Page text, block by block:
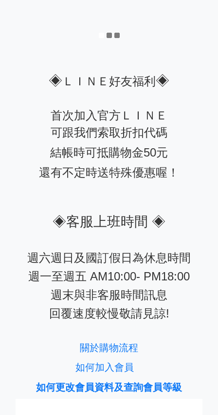
◈ ＬＩＮＥ好友福利 ◈
首次加入官方ＬＩＮＥ
可跟我們索取折扣代碼
結帳時可抵購物金50元
還有不定時送特殊優惠喔！
◈客服上班時間 ◈
週六週日及國訂假日為休息時間
週一至週五 AM10:00- PM18:00
週末與非客服時間訊息
回覆速度較慢敬請見諒!
關於購物流程
如何加入會員
如何更改會員資料及查詢會員等級